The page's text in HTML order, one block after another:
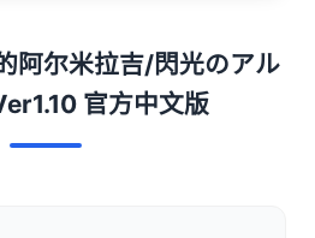
阿尔米拉吉/閃光のアル
官方中文版